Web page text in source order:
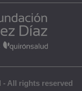
- All rights reserved